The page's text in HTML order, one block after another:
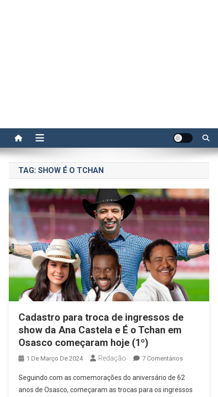
TAG: SHOW É O TCHAN
Cadastro para troca de ingressos de
show da Ana Castela e É o Tchan em
Osasco começaram hoje (1º)
1 De Março De 2024 Redação 7 ComentáriosEm
Para
Troca
Seguindo com as comemorações do aniversário de 62
anos de Osasco, começaram as trocas para os ingressos